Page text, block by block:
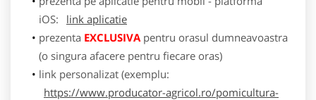
iOS:
link aplicatie
prezenta EXCLUSIVApentru orasul dumneavoastra
(o singura afacere pentru fiecare oras)
link personalizat (exemplu:
https://www.producator-agricol.ro/pomicultura-